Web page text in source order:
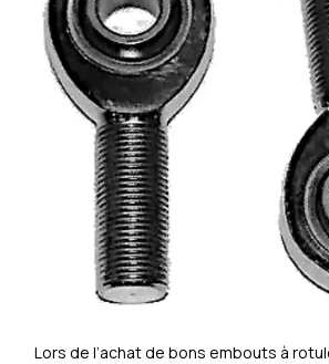
Lors de l’achat de bons embouts à